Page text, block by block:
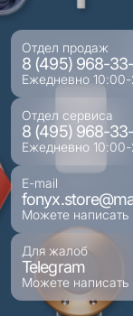
Отдел продаж
8 (495) 968-
Ежедневно
Отдел сервиса
8 (495) 968-
Ежедневно
E-mail
Можете написать
Для жалоб
Telegram
Можете